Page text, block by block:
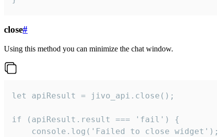
close#
Using this method you can minimize the chat window.
let apiResult = jivo_api.close();
if (apiResult.result === 'fail') {
    console.log('Failed to close widget');